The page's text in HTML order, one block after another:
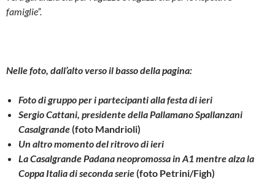
famiglie”.
Nelle foto, dall’alto verso il basso della pagina:
Foto di gruppo per i partecipanti alla festa di ieri
Sergio Cattani, presidente della Pallamano Spallanzani
Casalgrande(foto Mandrioli)
Un altro momento del ritrovo di ieri
La Casalgrande Padana neopromossa in A1 mentre alza la
Coppa Italia di seconda serie(foto Petrini/Figh)